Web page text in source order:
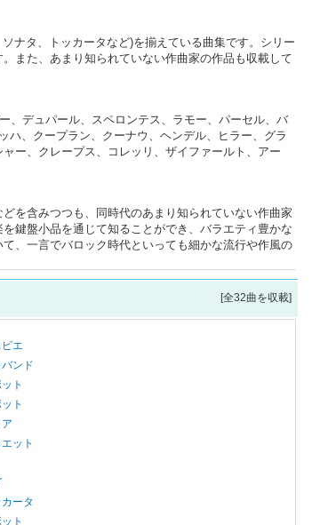
ナタ、トッカータなど)を揃えている曲集です。シリー
また、あまり知られていない作曲家の作品も収載して
、デュパール、スペロンテス、ラモー、パーセル、バ
、クープラン、クーナウ、ヘンデル、ヒラー、グラ
ー、クレープス、コレッリ、ザイファールト、アー
を含みつつも、同時代のあまり知られていない作曲家
鍵盤小品を通じて知ることができ、バラエティ豊かな
、一言でバロック時代といっても細かな流行や作風の
[全32曲を収載]
エ
ンド
ト
ト
ット
カータ
ト